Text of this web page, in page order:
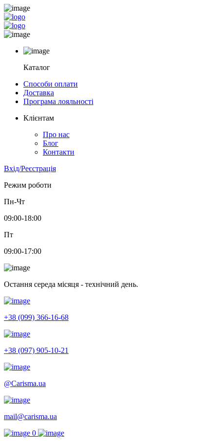
Каталог
Способи оплати
Доставка
Програма лояльності
Клієнтам
Про нас
Блог
Контакти
Вхід/Реєстрація
Режим роботи
Пн-Чт
09:00-18:00
Пт
09:00-17:00
Остання середа місяця - технічний день.
+38 (099) 366-16-68
+38 (097) 905-10-21
@Carisma.ua
mail@carisma.ua
0